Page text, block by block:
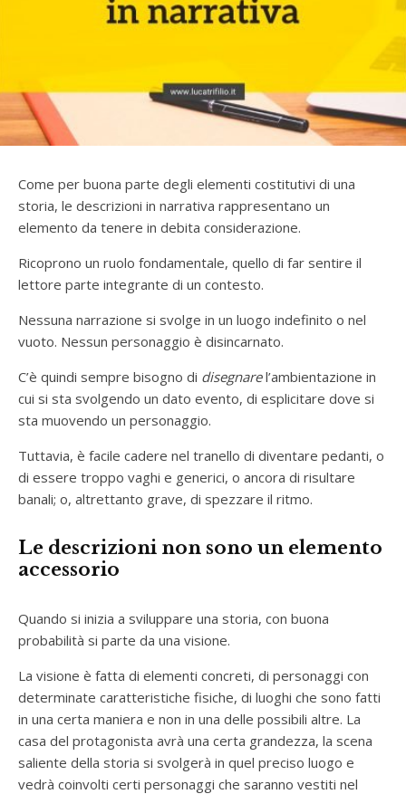
Come per buona parte degli elementi costitutivi di una
storia, le descrizioni in narrativa rappresentano un
elemento da tenere in debita considerazione.
Ricoprono un ruolo fondamentale, quello di far sentire il
lettore parte integrante di un contesto.
Nessuna narrazione si svolge in un luogo indefinito o nel
vuoto. Nessun personaggio è disincarnato.
C’è quindi sempre bisogno di disegnarel’ambientazione in
cui si sta svolgendo un dato evento, di esplicitare dove si
sta muovendo un personaggio.
Tuttavia, è facile cadere nel tranello di diventare pedanti, o
di essere troppo vaghi e generici, o ancora di risultare
banali; o, altrettanto grave, di spezzare il ritmo.
Le descrizioni non sono un elemento
accessorio
Quando si inizia a sviluppare una storia, con buona
probabilità si parte da una visione.
La visione è fatta di elementi concreti, di personaggi con
determinate caratteristiche fisiche, di luoghi che sono fatti
in una certa maniera e non in una delle possibili altre. La
casa del protagonista avrà una certa grandezza, la scena
saliente della storia si svolgerà in quel preciso luogo e
vedrà coinvolti certi personaggi che saranno vestiti nel